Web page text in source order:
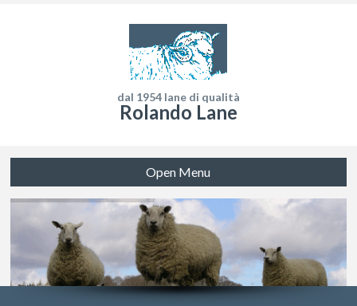
dal 1954 lane di qualità
Rolando Lane
Open Menu